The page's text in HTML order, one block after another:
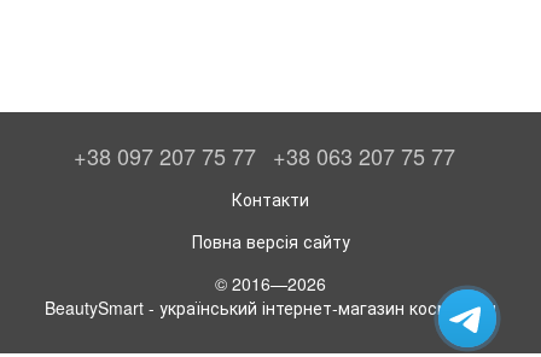
+38 097 207 75 77 +38 063 207 75 77
Контакти
Повна версія сайту
© 2016—2026
BeautySmart - український інтернет-магазин косметики